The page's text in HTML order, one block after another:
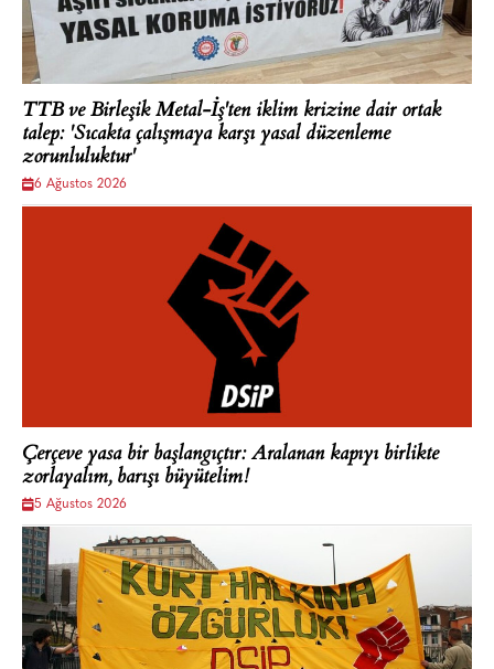
TTB ve Birleşik Metal-İş'ten iklim krizine dair ortak
talep: 'Sıcakta çalışmaya karşı yasal düzenleme
zorunluluktur'
6 Ağustos 2026
Çerçeve yasa bir başlangıçtır: Aralanan kapıyı birlikte
zorlayalım, barışı büyütelim!
5 Ağustos 2026